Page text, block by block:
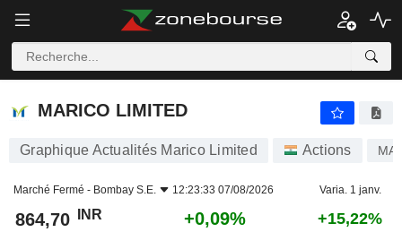
MARICO LIMITED
MARICO LIMITED
Graphique Actualités Marico Limited Actions
Marché Fermé - Bombay S.E. 12:23:33 07/08/2026 Varia. 1 janv.
864,70 INR +0,09% +15,22%